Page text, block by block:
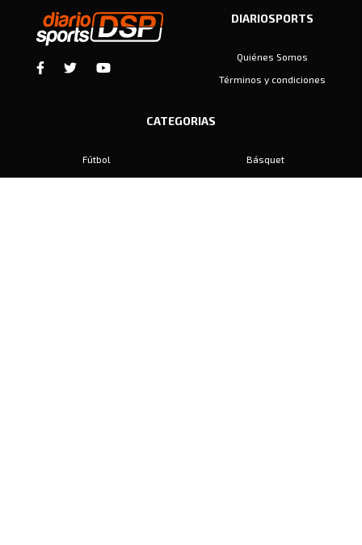
DIARIOSPORTS
Quiénes Somos
Términos y condiciones
CATEGORIAS
Fútbol
Básquet